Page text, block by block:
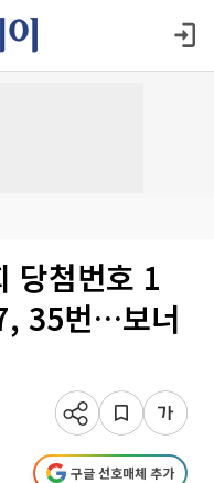
당첨번호 1
35번…보너
구글 선호매체 추가